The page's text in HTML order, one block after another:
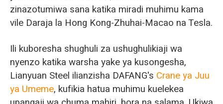
zinazotumiwa sana katika miradi muhimu kama
vile Daraja la Hong Kong-Zhuhai-Macao na Tesla.
Ili kuboresha shughuli za ushughulikiaji wa
nyenzo katika warsha yake ya kusongesha,
Lianyuan Steel ilianzisha DAFANG's Crane ya Juu
ya Umeme, kufikia hatua muhimu kuelekea